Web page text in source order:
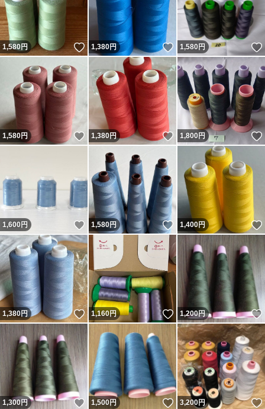
1,580円 いいね！
1,380円 いいね！
1,580円
1,580円 いいね！
1,380円 いいね！
1,800円
1,600円 いいね！
1,580円 いいね！
1,400円
1,380円 いいね！
1,160円 いいね！
1,200円
1,300円 いいね！
1,500円 いいね！
3,200円